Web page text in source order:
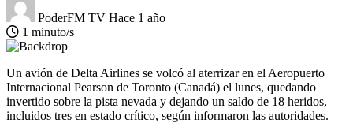
PoderFM TV Hace 1 año
1 minuto/s
Un avión de Delta Airlines se volcó al aterrizar en el Aeropuerto
Internacional Pearson de Toronto (Canadá) el lunes, quedando
invertido sobre la pista nevada y dejando un saldo de 18 heridos,
incluidos tres en estado crítico, según informaron las autoridades.